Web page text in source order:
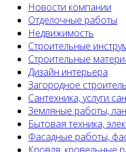
Новости компании
Отделочные работы
Недвижимость
Строительные
Строительные
Дизайн интерьера
Загородное
Сантехника, услуги
Земляные работы,
Бытовая техника,
Фасадные работы,